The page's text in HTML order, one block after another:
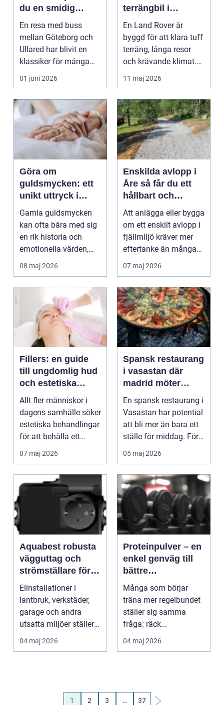
du en smidig
shoppingresa
En resa med buss
mellan Göteborg och
Ullared har blivit en
klassiker för många
som vill kombinera pr...
01 juni 2026
terrängbil i
toppskick
En Land Rover är
byggd för att klara tuff
terräng, långa resor
och krävande klimat.
Men även den mes...
11 maj 2026
Göra om
guldsmycken: ett
unikt uttryck i
göteborg
Gamla guldsmycken
kan ofta bära med sig
en rik historia och
emotionella värden,
men ibland kan du
08 maj 2026
Enskilda avlopp i
Åre så får du ett
hållbart och
godkänt system
Att anlägga eller bygga
om ett enskilt avlopp i
fjällmiljö kräver mer
eftertanke än många
anar. Mark...
07 maj 2026
Fillers: en guide
till ungdomlig hud
och estetiska
förbättringar
Allt fler människor i
dagens samhälle söker
estetiska behandlingar
för att behålla ett
ungdomligt ut...
07 maj 2026
Spansk restaurang
i vasastan där
madrid möter
odengatan
En spansk restaurang i
Vasastan har potential
att bli mer än bara ett
ställe för middag. För
många h...
05 maj 2026
Aquabest robusta
vägguttag och
strömställare för
tuffa miljöer
Elinstallationer i
lantbruk, verkstäder,
garage och andra
utsatta miljöer ställer
helt andra krav än...
04 maj 2026
Proteinpulver – en
enkel genväg till
bättre
återhämtning och
starkare kropp
Många som börjar
träna mer regelbundet
ställer sig samma
fråga: räck...
04 maj 2026
1 2 3 … 37